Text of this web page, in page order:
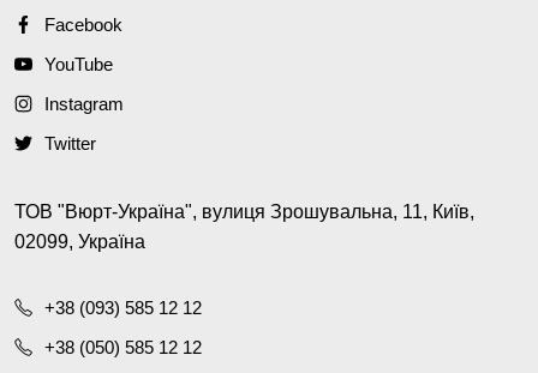
Facebook
YouTube
Instagram
Twitter
ТОВ "Вюрт-Україна", вулиця Зрошувальна, 11, Київ,
02099, Україна
+38 (093) 585 12 12
+38 (050) 585 12 12